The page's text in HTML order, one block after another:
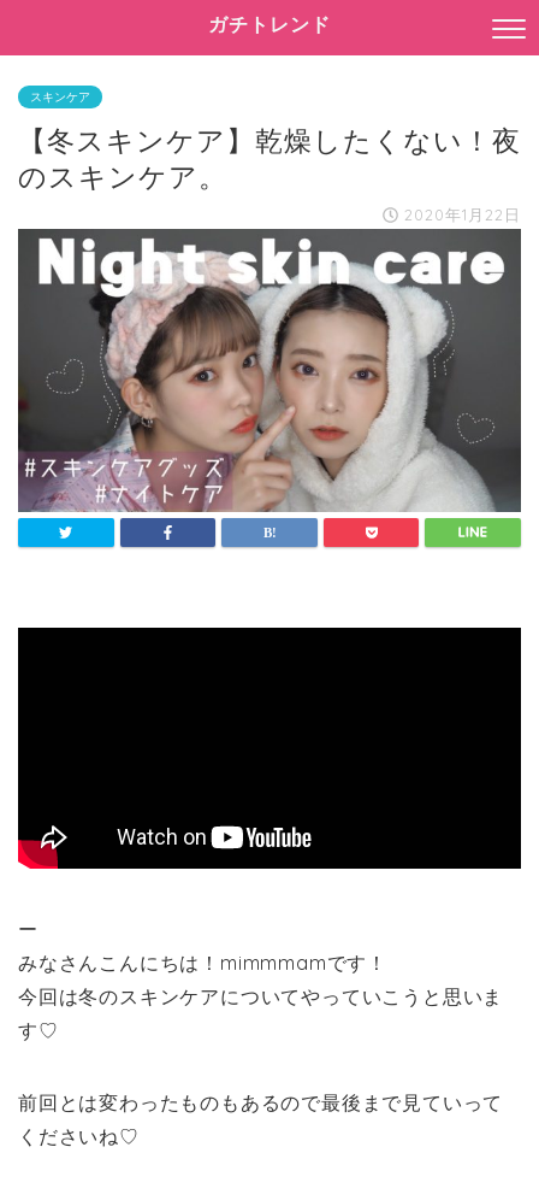
ガチトレンド
スキンケア
【冬スキンケア】乾燥したくない！夜
のスキンケア。
2020年1月22日
ー
みなさんこんにちは！mimmmamです！
今回は冬のスキンケアについてやっていこうと思いま
す♡
前回とは変わったものもあるので最後まで見ていって
くださいね♡